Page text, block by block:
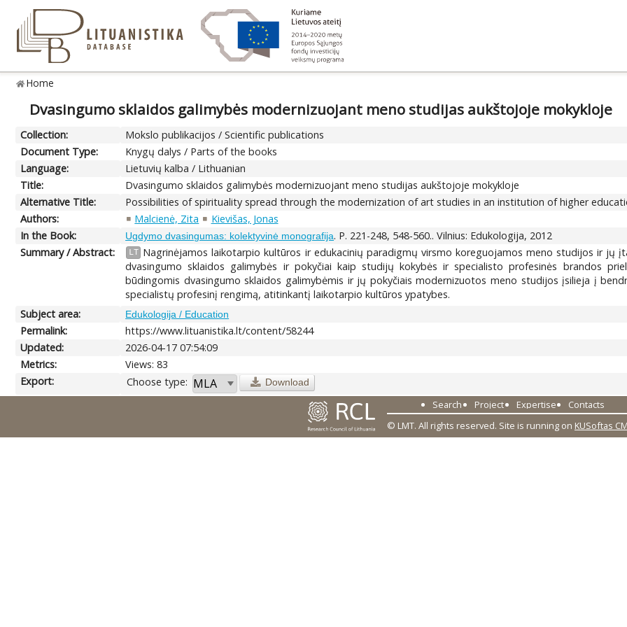
Home
Dvasingumo sklaidos galimybės modernizuojant meno studijas aukštojoje mokykloje
Collection:
Mokslo publikacijos / Scientific publications
Document Type:
Knygų dalys / Parts of the books
Language:
Lietuvių kalba / Lithuanian
Title:
Dvasingumo sklaidos galimybės modernizuojant meno studijas aukštojoje mokykloje
Alternative Title:
Possibilities of spirituality spread through the modernization of art studies in an institution of higher
Authors:
Malcienė, Zita
Kievišas, Jonas
In the Book:
Ugdymo dvasingumas: kolektyvinė monografija. P. 221-248, 548-560.. Vilnius: Edukologija, 2012
Summary / Abstract:
LT Nagrinėjamos laikotarpio kultūros ir edukacinių paradigmų virsmo koreguojamos meno studijos ir jų
dvasingumo sklaidos galimybės ir pokyčiai kaip studijų kokybės ir specialisto profesinės brandos
būdingomis dvasingumo sklaidos galimybėmis ir jų pokyčiais modernizuotos meno studijos įsilieja į
specialistų profesinį rengimą, atitinkantį laikotarpio kultūros ypatybes.
Subject area:
Edukologija / Education
Permalink:
https://www.lituanistika.lt/content/58244
Updated:
2026-04-17 07:54:09
Metrics:
Views: 83
Export:
Choose type: Download
Search Project Expertise
Contacts
© LMT. All rights reserved. Site is running on KUSoftas